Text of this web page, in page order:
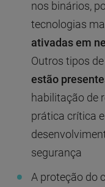
nos binários,
tecnologias
ativadas em
Outros tipos
estão
habilitação de
prática crítica
segurança
A proteção do